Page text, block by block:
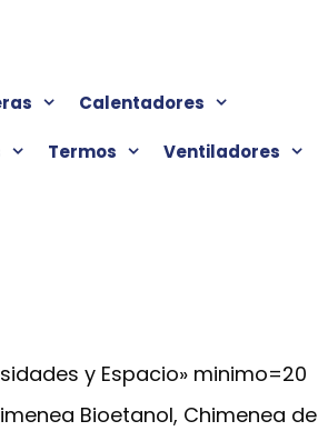
Calentadores
Termos Ventiladores
y Espacio» minimo=20
Bioetanol, Chimenea de